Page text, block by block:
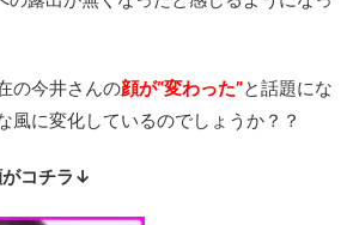
の今井さんの顔が“変わった”と話題にな
風に変化しているのでしょうか？？
コチラ↓